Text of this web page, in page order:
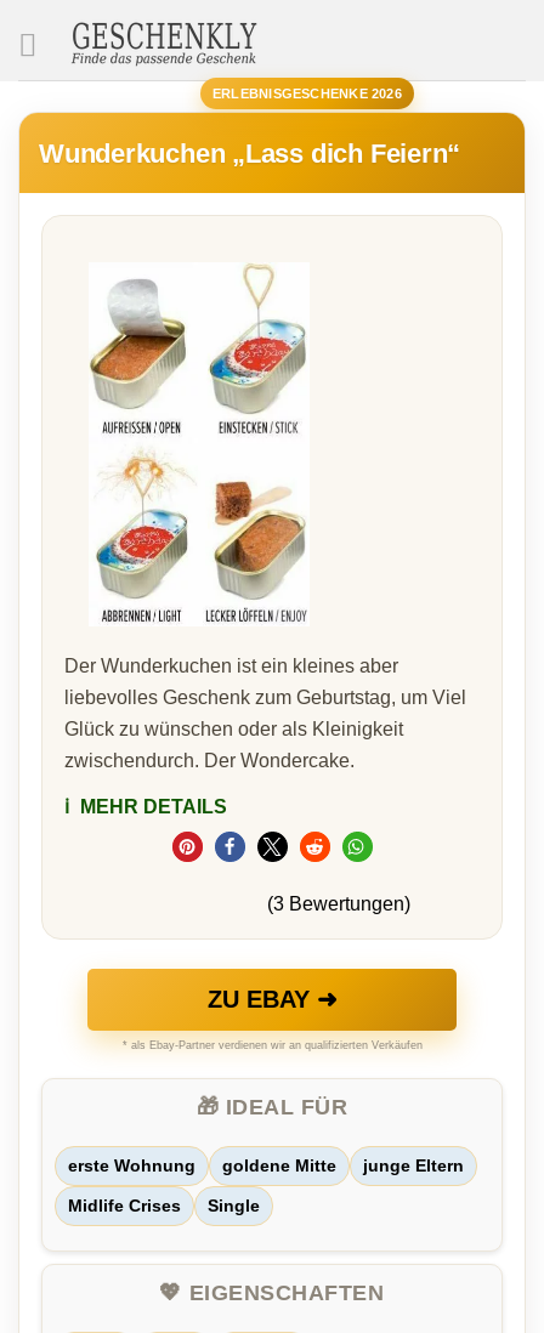
ERLEBNISGESCHENKE 2026
Wunderkuchen „Lass dich Feiern“
Der Wunderkuchen ist ein kleines aber
liebevolles Geschenk zum Geburtstag, um Viel
Glück zu wünschen oder als Kleinigkeit
zwischendurch. Der Wondercake.
ℹ️ MEHR DETAILS
(3 Bewertungen)
ZU EBAY ➜
* als Ebay-Partner verdienen wir an qualifizierten Verkäufen
🎁 IDEAL FÜR
erste Wohnung goldene Mitte junge Eltern
Midlife Crises Single
💖 EIGENSCHAFTEN